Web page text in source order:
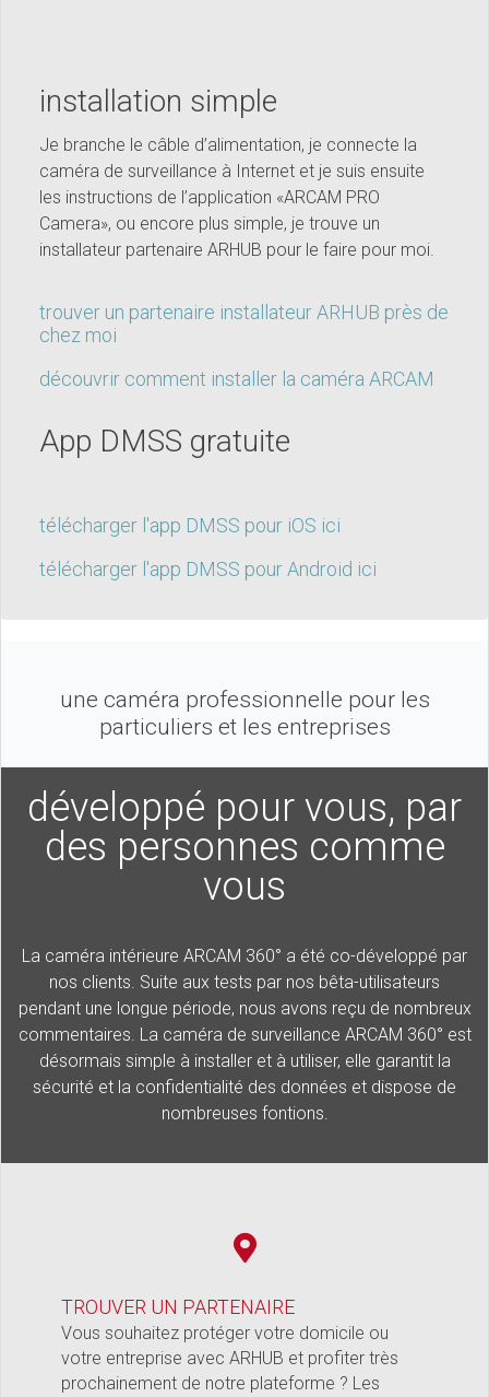
installation simple
Je branche le câble d’alimentation, je connecte la
caméra de surveillance à Internet et je suis ensuite
les instructions de l’application «ARCAM PRO
Camera», ou encore plus simple, je trouve un
installateur partenaire ARHUB pour le faire pour moi.
trouver un partenaire installateur ARHUB près de
chez moi
découvrir comment installer la caméra ARCAM
App DMSS gratuite
télécharger l'app DMSS pour iOS ici
télécharger l'app DMSS pour Android ici
une caméra professionnelle pour les
particuliers et les entreprises
développé pour vous, par
des personnes comme
vous
La caméra intérieure ARCAM 360° a été co-développé par
nos clients. Suite aux tests par nos bêta-utilisateurs
pendant une longue période, nous avons reçu de nombreux
commentaires. La caméra de surveillance ARCAM 360° est
désormais simple à installer et à utiliser, elle garantit la
sécurité et la confidentialité des données et dispose de
nombreuses fontions.
TROUVER UN PARTENAIRE
Vous souhaitez protéger votre domicile ou
votre entreprise avec ARHUB et profiter très
prochainement de notre plateforme ? Les